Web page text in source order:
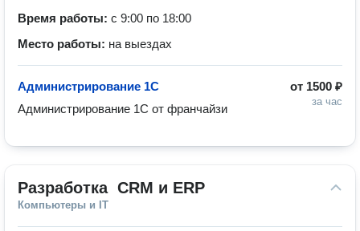
Время работы: с 9:00 по 18:00
Место работы: на выездах
от 1500 ₽
за час
Администрирование 1С
Администрирование 1С от франчайзи
Разработка  СRM и ERP
Компьютеры и IT